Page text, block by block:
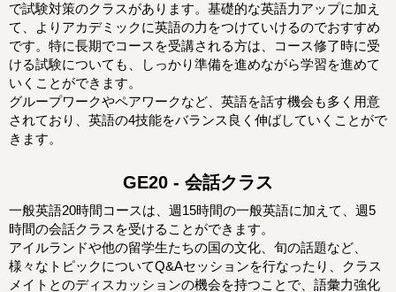
で試験対策のクラスがあります。基礎的な英語力アップに加え
て、よりアカデミックに英語の力をつけていけるのでおすすめ
です。特に長期でコースを受講される方は、コース修了時に受
ける試験についても、しっかり準備を進めながら学習を進めて
いくことができます。
グループワークやペアワークなど、英語を話す機会も多く用意
されており、英語の4技能をバランス良く伸ばしていくことがで
きます。
GE20 - 会話クラス
一般英語20時間コースは、週15時間の一般英語に加えて、週5
時間の会話クラスを受けることができます。
アイルランドや他の留学生たちの国の文化、旬の話題など、
様々なトピックについてQ&Aセッションを行なったり、クラス
メイトとのディスカッションの機会を持つことで、語彙力強化